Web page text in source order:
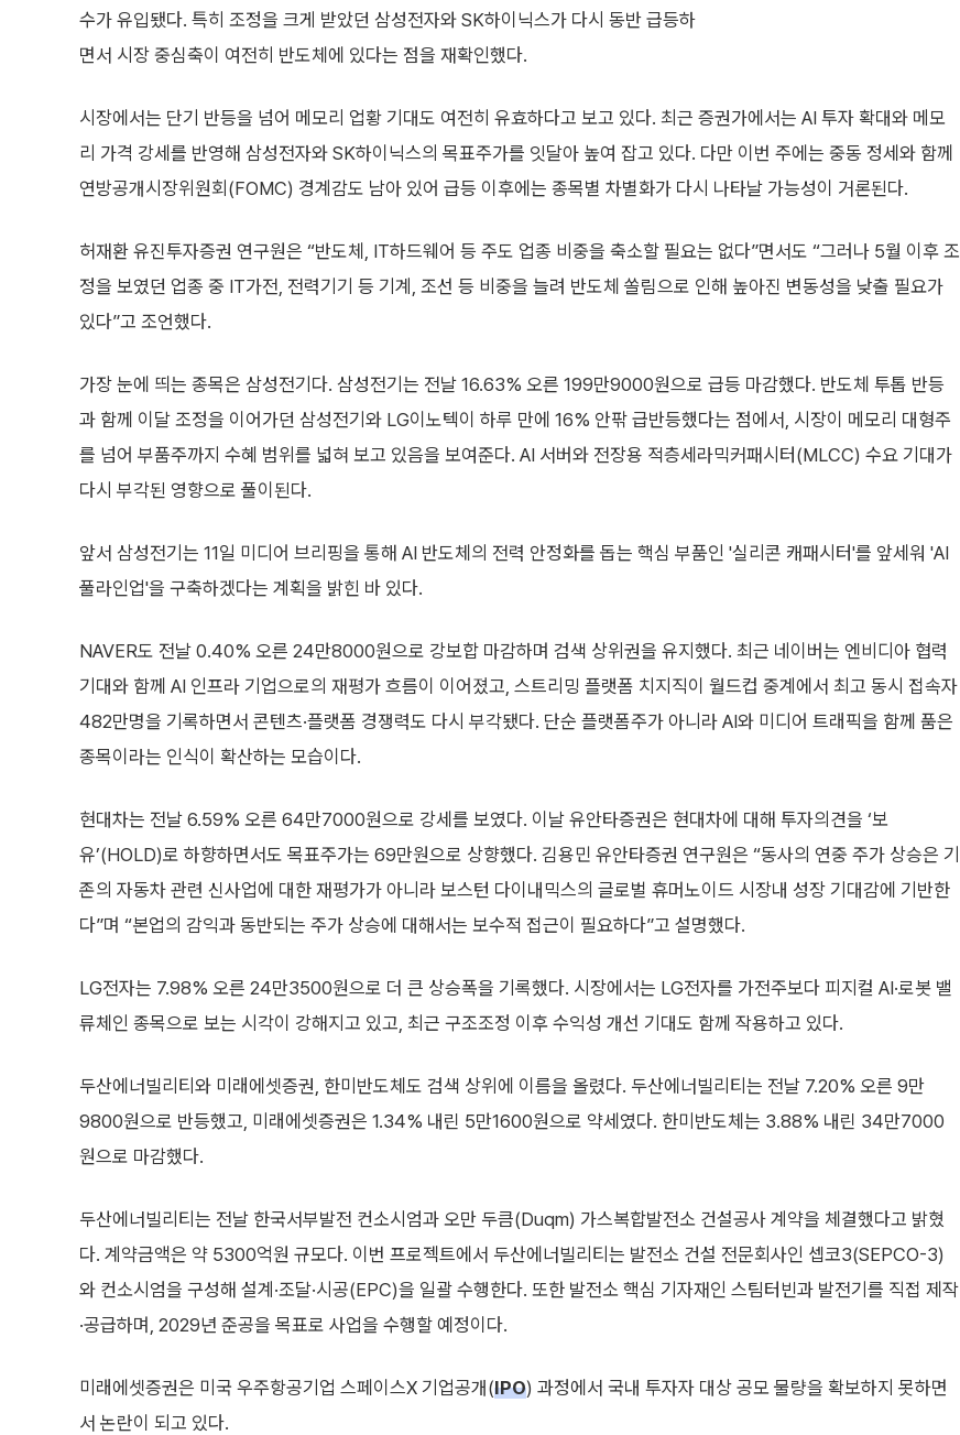
수가 유입됐다. 특히 조정을 크게 받았던 삼성전자와 SK하이닉스가 다시 동반 급등하
면서 시장 중심축이 여전히 반도체에 있다는 점을 재확인했다.
시장에서는 단기 반등을 넘어 메모리 업황 기대도 여전히 유효하다고 보고 있다. 최근 증권가에서는 AI 투자 확대와 메모
리 가격 강세를 반영해 삼성전자와 SK하이닉스의 목표주가를 잇달아 높여 잡고 있다. 다만 이번 주에는 중동 정세와 함께
연방공개시장위원회(FOMC) 경계감도 남아 있어 급등 이후에는 종목별 차별화가 다시 나타날 가능성이 거론된다.
허재환 유진투자증권 연구원은 “반도체, IT하드웨어 등 주도 업종 비중을 축소할 필요는 없다”면서도 “그러나 5월 이후 조
정을 보였던 업종 중 IT가전, 전력기기 등 기계, 조선 등 비중을 늘려 반도체 쏠림으로 인해 높아진 변동성을 낮출 필요가
있다”고 조언했다.
가장 눈에 띄는 종목은 삼성전기다. 삼성전기는 전날 16.63% 오른 199만9000원으로 급등 마감했다. 반도체 투톱 반등
과 함께 이달 조정을 이어가던 삼성전기와 LG이노텍이 하루 만에 16% 안팎 급반등했다는 점에서, 시장이 메모리 대형주
를 넘어 부품주까지 수혜 범위를 넓혀 보고 있음을 보여준다. AI 서버와 전장용 적층세라믹커패시터(MLCC) 수요 기대가
다시 부각된 영향으로 풀이된다.
앞서 삼성전기는 11일 미디어 브리핑을 통해 AI 반도체의 전력 안정화를 돕는 핵심 부품인 '실리콘 캐패시터'를 앞세워 'AI
풀라인업'을 구축하겠다는 계획을 밝힌 바 있다.
NAVER도 전날 0.40% 오른 24만8000원으로 강보합 마감하며 검색 상위권을 유지했다. 최근 네이버는 엔비디아 협력
기대와 함께 AI 인프라 기업으로의 재평가 흐름이 이어졌고, 스트리밍 플랫폼 치지직이 월드컵 중계에서 최고 동시 접속자
482만명을 기록하면서 콘텐츠·플랫폼 경쟁력도 다시 부각됐다. 단순 플랫폼주가 아니라 AI와 미디어 트래픽을 함께 품은
종목이라는 인식이 확산하는 모습이다.
현대차는 전날 6.59% 오른 64만7000원으로 강세를 보였다. 이날 유안타증권은 현대차에 대해 투자의견을 ‘보
유’(HOLD)로 하향하면서도 목표주가는 69만원으로 상향했다. 김용민 유안타증권 연구원은 “동사의 연중 주가 상승은 기
존의 자동차 관련 신사업에 대한 재평가가 아니라 보스턴 다이내믹스의 글로벌 휴머노이드 시장내 성장 기대감에 기반한
다”며 “본업의 감익과 동반되는 주가 상승에 대해서는 보수적 접근이 필요하다”고 설명했다.
LG전자는 7.98% 오른 24만3500원으로 더 큰 상승폭을 기록했다. 시장에서는 LG전자를 가전주보다 피지컬 AI·로봇 밸
류체인 종목으로 보는 시각이 강해지고 있고, 최근 구조조정 이후 수익성 개선 기대도 함께 작용하고 있다.
두산에너빌리티와 미래에셋증권, 한미반도체도 검색 상위에 이름을 올렸다. 두산에너빌리티는 전날 7.20% 오른 9만
9800원으로 반등했고, 미래에셋증권은 1.34% 내린 5만1600원으로 약세였다. 한미반도체는 3.88% 내린 34만7000
원으로 마감했다.
두산에너빌리티는 전날 한국서부발전 컨소시엄과 오만 두큼(Duqm) 가스복합발전소 건설공사 계약을 체결했다고 밝혔
다. 계약금액은 약 5300억원 규모다. 이번 프로젝트에서 두산에너빌리티는 발전소 건설 전문회사인 셉코3(SEPCO-3)
와 컨소시엄을 구성해 설계·조달·시공(EPC)을 일괄 수행한다. 또한 발전소 핵심 기자재인 스팀터빈과 발전기를 직접 제작
·공급하며, 2029년 준공을 목표로 사업을 수행할 예정이다.
미래에셋증권은 미국 우주항공기업 스페이스X 기업공개(IPO) 과정에서 국내 투자자 대상 공모 물량을 확보하지 못하면
서 논란이 되고 있다.